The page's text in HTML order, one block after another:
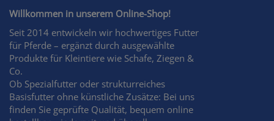
Willkommen in unserem Online-Shop!
Seit 2014 entwickeln wir hochwertiges Futter
für Pferde – ergänzt durch ausgewählte
Produkte für Kleintiere wie Schafe, Ziegen &
Co.
Ob Spezialfutter oder strukturreiches
Basisfutter ohne künstliche Zusätze: Bei uns
finden Sie geprüfte Qualität, bequem online